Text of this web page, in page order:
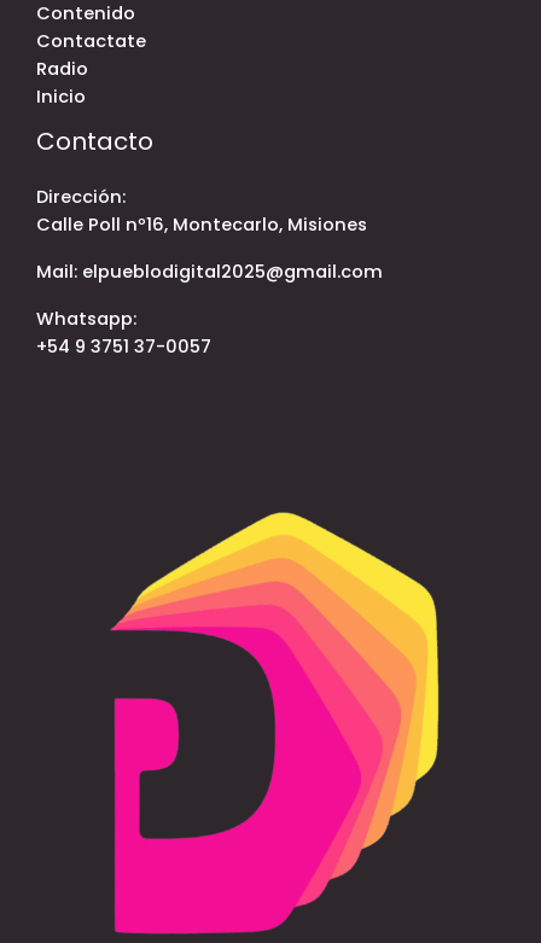
Contenido
Contactate
Radio
Inicio
Contacto
Dirección:
Calle Poll nº16, Montecarlo, Misiones
Mail: elpueblodigital2025@gmail.com
Whatsapp:
+54 9 3751 37-0057